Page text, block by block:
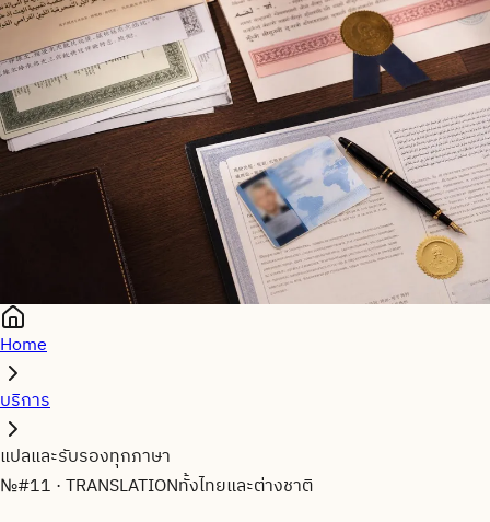
Home
บริการ
แปลและรับรองทุกภาษา
№#11 · TRANSLATIONทั้งไทยและต่างชาติ